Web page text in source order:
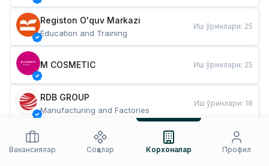
Registon O'quv Markazi
Education and Training
Иш ўринлари: 25
M COSMETIC Иш ўринлари: 25
RDB GROUP
Manufacturing and Factories
Иш ўринлари: 18
Restaurants and Fast Food
Иш ўринлари
Вакансиялар
Соҳалар Корхоналар Профил